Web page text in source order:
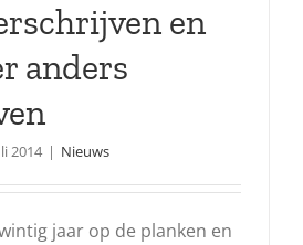
en
anders
2014 | Nieuws
jaar op de planken en